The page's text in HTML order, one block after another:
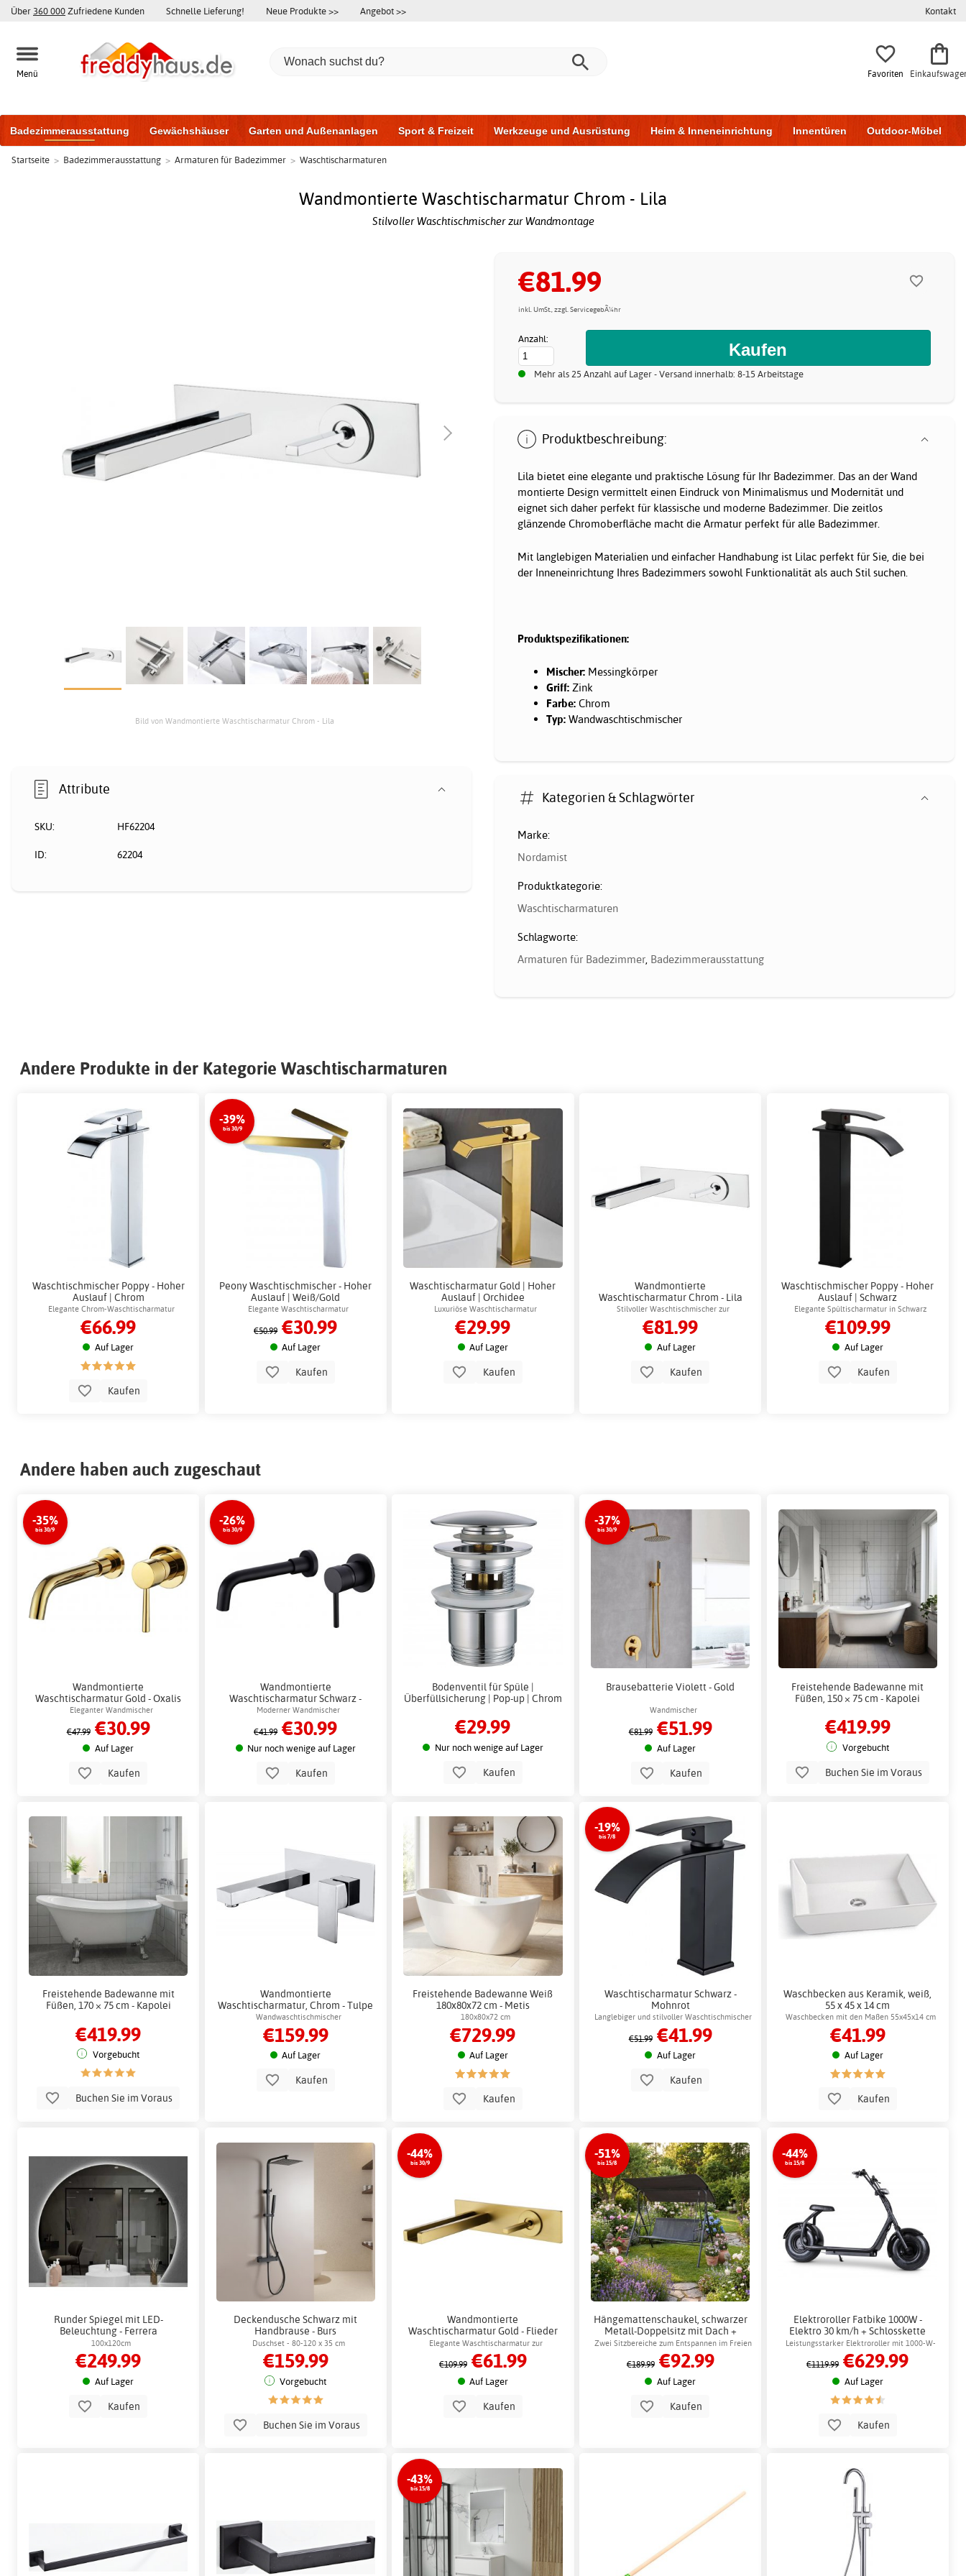
Über 360 000 Zufriedene Kunden Schnelle Lieferung! Neue Produkte >> Angebot >> Kontakt
Menü Favoriten
Badezimmerausstattung Gewächshäuser Garten und Außenanlagen Sport & Freizeit Werkzeuge und Ausrüstung Heim & Inneneinrichtung Innentüren Outdoor-Möbel
Gartenhäuser und Schuppen Haustüren Fenster Trainingsgeräte
Startseite > Badezimmerausstattung > Armaturen für Badezimmer > Waschtischarmaturen
Wandmontierte Waschtischarmatur Chrom - Lila
Stilvoller Waschtischmischer zur Wandmontage
Bild von Wandmontierte Waschtischarmatur Chrom - Lila
€81.99
inkl. UmSt., zzgl. ServicegebÃ¼hr
Anzahl:
Mehr als 25 Anzahl auf Lager - Versand innerhalb: 8-15 Arbeitstage
Produktbeschreibung:
Lila bietet eine elegante und praktische Lösung für Ihr Badezimmer. Das an der Wand
montierte Design vermittelt einen Eindruck von Minimalismus und Modernität und
eignet sich daher perfekt für klassische und moderne Badezimmer. Die zeitlos
glänzende Chromoberfläche macht die Armatur perfekt für alle Badezimmer.
Mit langlebigen Materialien und einfacher Handhabung ist Lilac perfekt für Sie, die bei
der Inneneinrichtung Ihres Badezimmers sowohl Funktionalität als auch Stil suchen.
Produktspezifikationen:
Mischer: Messingkörper
Griff: Zink
Farbe: Chrom
Typ: Wandwaschtischmischer
Attribute
SKU: HF62204
ID: 62204
Kategorien & Schlagwörter
Marke:
Nordamist
Produktkategorie:
Waschtischarmaturen
Schlagworte:
Armaturen für Badezimmer, Badezimmerausstattung
Andere Produkte in der Kategorie Waschtischarmaturen
Waschtischmischer Poppy - Hoher
Auslauf | Chrom
Elegante Chrom-Waschtischarmatur
€66.99
Auf Lager
Kaufen
-39%
bis 30/9
Peony Waschtischmischer - Hoher
Auslauf | Weiß/Gold
Elegante Waschtischarmatur
€50.99 €30.99
Auf Lager
Kaufen
Waschtischarmatur Gold | Hoher
Auslauf | Orchidee
Luxuriöse Waschtischarmatur
€29.99
Auf Lager
Kaufen
Wandmontierte
Waschtischarmatur Chrom - Lila
Stilvoller Waschtischmischer zur
Wandmontage
€81.99
Auf Lager
Kaufen
Waschtischmischer Poppy - Hoher
Auslauf | Schwarz
Elegante Spültischarmatur in Schwarz
€109.99
Auf Lager
Kaufen
Andere haben auch zugeschaut
-35%
bis 30/9
Wandmontierte
Waschtischarmatur Gold - Oxalis
Eleganter Wandmischer
€47.99 €30.99
Auf Lager
Kaufen
-26%
bis 30/9
Wandmontierte
Waschtischarmatur Schwarz -
Oxalis
Moderner Wandmischer
€41.99 €30.99
Nur noch wenige auf Lager
Kaufen
Bodenventil für Spüle |
Überfüllsicherung | Pop-up | Chrom
€29.99
Nur noch wenige auf Lager
Kaufen
-37%
bis 30/9
Brausebatterie Violett - Gold
Wandmischer
€81.99 €51.99
Auf Lager
Kaufen
Freistehende Badewanne mit
Füßen, 150 × 75 cm - Kapolei
€419.99
Vorgebucht
Buchen Sie im Voraus
Freistehende Badewanne mit
Füßen, 170 × 75 cm - Kapolei
€419.99
Vorgebucht
Buchen Sie im Voraus
Wandmontierte
Waschtischarmatur, Chrom - Tulpe
Wandwaschtischmischer
€159.99
Auf Lager
Kaufen
Freistehende Badewanne Weiß
180x80x72 cm - Metis
180x80x72 cm
€729.99
Auf Lager
Kaufen
-19%
bis 7/8
Waschtischarmatur Schwarz -
Mohnrot
Langlebiger und stilvoller Waschtischmischer
€51.99 €41.99
Auf Lager
Kaufen
Waschbecken aus Keramik, weiß,
55 x 45 x 14 cm
Waschbecken mit den Maßen 55x45x14 cm
€41.99
Auf Lager
Kaufen
Runder Spiegel mit LED-
Beleuchtung - Ferrera
100x120cm
€249.99
Auf Lager
Kaufen
Deckendusche Schwarz mit
Handbrause - Burs
Duschset - 80-120 x 35 cm
€159.99
Vorgebucht
Buchen Sie im Voraus
-44%
bis 30/9
Wandmontierte
Waschtischarmatur Gold - Flieder
Elegante Waschtischarmatur zur
Wandmontage
€109.99 €61.99
Auf Lager
Kaufen
-51%
bis 15/8
Hängemattenschaukel, schwarzer
Metall-Doppelsitz mit Dach +
Fleckentferner für Möbel
Zwei Sitzbereiche zum Entspannen im Freien
€189.99 €92.99
Auf Lager
Kaufen
-44%
bis 15/8
Elektroroller Fatbike 1000W -
Elektro 30 km/h + Schlosskette
Leistungsstarker Elektroroller mit 1000-W-
Motor und Scheibenbremsen
€1119.99 €629.99
Auf Lager
Kaufen
-43%
bis 15/8